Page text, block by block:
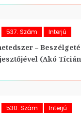
537. Szám Interjú
–
(Akó
530. Szám Interjú